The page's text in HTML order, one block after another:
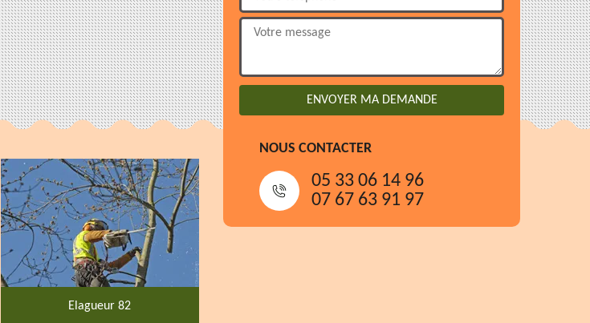
Elagueur 82
NOUS CONTACTER
05 33 06 14 96
07 67 63 91 97